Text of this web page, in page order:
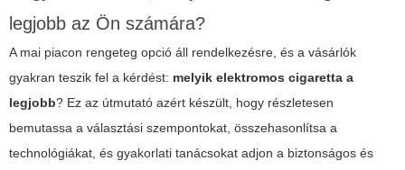
legjobb az Ön számára?
A mai piacon rengeteg opció áll rendelkezésre, és a vásárlók
gyakran teszik fel a kérdést: melyik elektromos cigaretta a
legjobb? Ez az útmutató azért készült, hogy részletesen
bemutassa a választási szempontokat, összehasonlítsa a
technológiákat, és gyakorlati tanácsokat adjon a biztonságos és